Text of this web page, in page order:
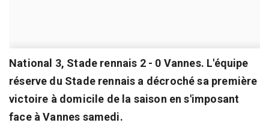
National 3, Stade rennais 2 - 0 Vannes. L'équipe
réserve du Stade rennais a décroché sa première
victoire à domicile de la saison en s'imposant
face à Vannes samedi.